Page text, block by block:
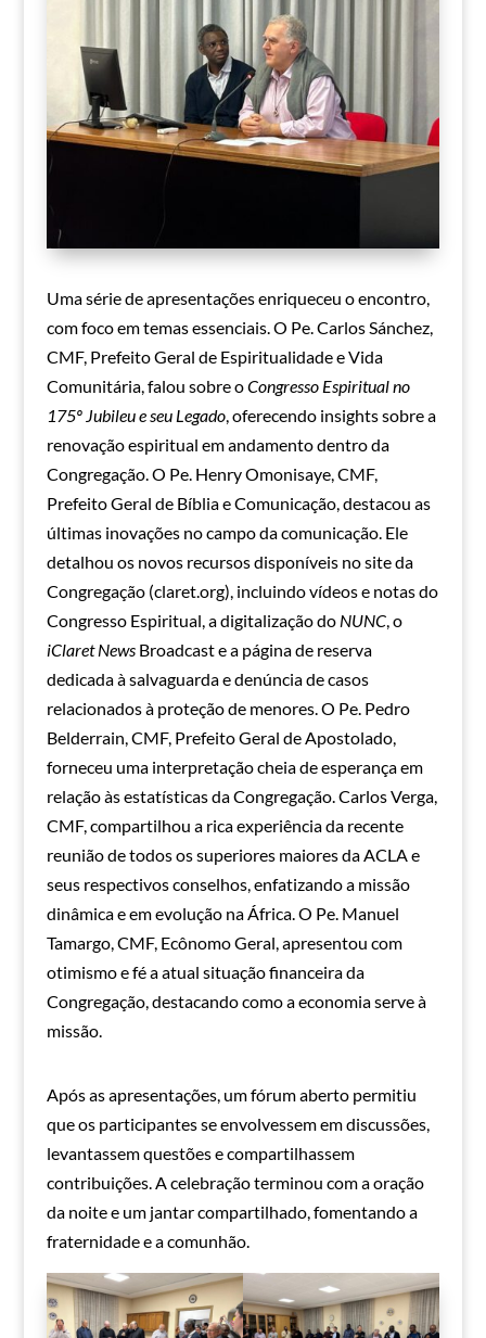
Uma série de apresentações enriqueceu o encontro,
com foco em temas essenciais. O Pe. Carlos Sánchez,
CMF, Prefeito Geral de Espiritualidade e Vida
Comunitária, falou sobre oCongresso Espiritual no
175º Jubileu e seu Legado, oferecendo insights sobre a
renovação espiritual em andamento dentro da
Congregação. O Pe. Henry Omonisaye, CMF,
Prefeito Geral de Bíblia e Comunicação, destacou as
últimas inovações no campo da comunicação. Ele
detalhou os novos recursos disponíveis no site da
Congregação (claret.org), incluindo vídeos e notas do
Congresso Espiritual, a digitalização do NUNC, o
iClaret NewsBroadcast e a página de reserva
dedicada à salvaguarda e denúncia de casos
relacionados à proteção de menores. O Pe. Pedro
Belderrain, CMF, Prefeito Geral de Apostolado,
forneceu uma interpretação cheia de esperança em
relação às estatísticas da Congregação. Carlos Verga,
CMF, compartilhou a rica experiência da recente
reunião de todos os superiores maiores da ACLA e
seus respectivos conselhos, enfatizando a missão
dinâmica e em evolução na África. O Pe. Manuel
Tamargo, CMF, Ecônomo Geral, apresentou com
otimismo e fé a atual situação financeira da
Congregação, destacando como a economia serve à
missão.
Após as apresentações, um fórum aberto permitiu
que os participantes se envolvessem em discussões,
levantassem questões e compartilhassem
contribuições. A celebração terminou com a oração
da noite e um jantar compartilhado, fomentando a
fraternidade e a comunhão.